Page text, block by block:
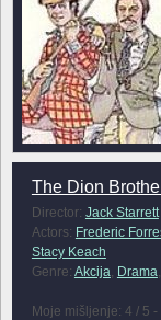
The Dion
Director: Jack Starrett
Actors: Frederic
Stacy Keach
Genre: Akcija Drama
Moje mišljenje: 4 / 5